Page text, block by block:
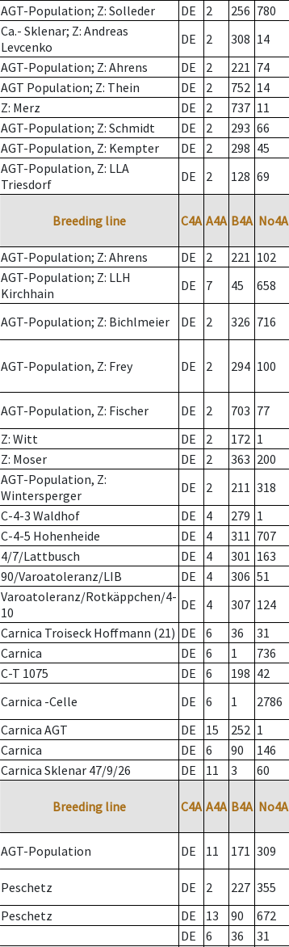
AGT-Population; Z: Solleder DE 2 256 780
Ca.- Sklenar; Z: Andreas
Levcenko
DE 2 308 14
AGT-Population; Z: Ahrens DE 2 221 74
AGT Population; Z: Thein DE 2 752 14
Z: Merz DE 2 737 11
AGT-Population; Z: Schmidt DE 2 293 66
AGT-Population, Z: Kempter DE 2 298 45
AGT-Population, Z: LLA
Triesdorf
DE 2 128 69
Breeding line C4A A4A B4A No4A
AGT-Population; Z: Ahrens DE 2 221 102
AGT-Population; Z: LLH
Kirchhain
DE 7 45 658
AGT-Population; Z: Bichlmeier DE 2 326 716
AGT-Population, Z: Frey DE 2 294 100
AGT-Population, Z: Fischer DE 2 703 77
Z: Witt DE 2 172 1
Z: Moser DE 2 363 200
AGT-Population, Z:
Wintersperger
DE 2 211 318
C-4-3 Waldhof DE 4 279 1
C-4-5 Hohenheide DE 4 311 707
4/7/Lattbusch DE 4 301 163
90/Varoatoleranz/LIB DE 4 306 51
Varoatoleranz/Rotkäppchen/4-
10
DE 4 307 124
Carnica Troiseck Hoffmann (21) DE 6 36 31
Carnica DE 6 1 736
C-T 1075 DE 6 198 42
Carnica -Celle DE 6 1 2786
Carnica AGT DE 15 252 1
Carnica DE 6 90 146
Carnica Sklenar 47/9/26 DE 11 3 60
Breeding line C4A A4A B4A No4A
AGT-Population DE 11 171 309
Peschetz DE 2 227 355
Peschetz DE 13 90 672
DE 6 36 31